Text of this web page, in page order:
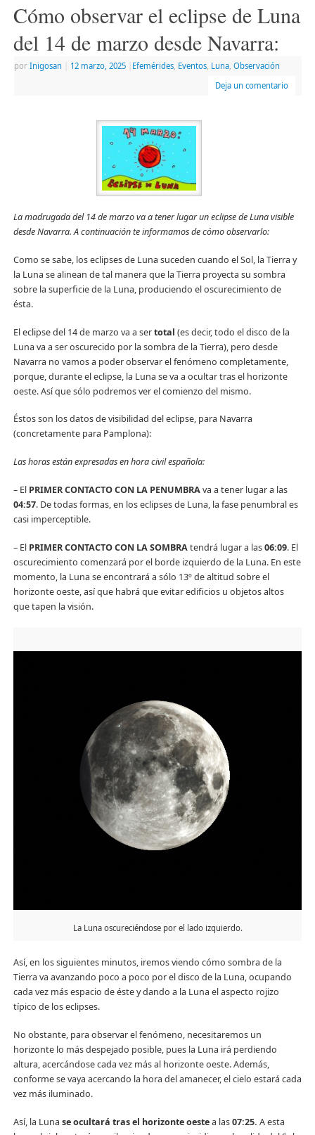
abre
ventana
Cómo observar el eclipse de Luna
del 14 de marzo desde Navarra:
por Inigosan 12 marzo, 2025 Efemérides, Eventos, Luna, Observación
Deja un comentario
La madrugada del 14 de marzo va a tener lugar un eclipse de Luna visible
desde Navarra. A continuación te informamos de cómo observarlo:
Como se sabe, los eclipses de Luna suceden cuando el Sol, la Tierra y
la Luna se alinean de tal manera que la Tierra proyecta su sombra
sobre la superficie de la Luna, produciendo el oscurecimiento de
ésta.
El eclipse del 14 de marzo va a sertotal (es decir, todo el disco de la
Luna va a ser oscurecido por la sombra de la Tierra), pero desde
Navarra no vamos a poder observar el fenómeno completamente,
porque, durante el eclipse, la Luna se va a ocultar tras el horizonte
oeste. Así que sólo podremos ver el comienzo del mismo.
Éstos son los datos de visibilidad del eclipse, para Navarra
(concretamente para Pamplona):
Las horas están expresadas en hora civil española:
– El PRIMER CONTACTO CON LA PENUMBRAva a tener lugar a las
04:57. De todas formas, en los eclipses de Luna, la fase penumbral es
casi imperceptible.
– El PRIMER CONTACTO CON LA SOMBRAtendrá lugar a las06:09. El
oscurecimiento comenzará por el borde izquierdo de la Luna. En este
momento, la Luna se encontrará a sólo 13º de altitud sobre el
horizonte oeste, así que habrá que evitar edificios u objetos altos
que tapen la visión.
La Luna oscureciéndose por el lado izquierdo.
Así, en los siguientes minutos, iremos viendo cómo sombra de la
Tierra va avanzando poco a poco por el disco de la Luna, ocupando
cada vez más espacio de éste y dando a la Luna el aspecto rojizo
típico de los eclipses.
No obstante, para observar el fenómeno, necesitaremos un
horizonte lo más despejado posible, pues la Luna irá perdiendo
altura, acercándose cada vez más al horizonte oeste. Además,
conforme se vaya acercando la hora del amanecer, el cielo estará cada
vez más iluminado.
Así, la Luna se ocultará tras el horizonte oestea las07:25. A esta